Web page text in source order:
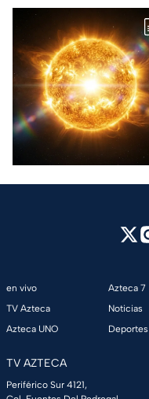
en vivo
TV Azteca
Azteca UNO
Azteca 7
Noticias
Deportes
TV AZTECA
Periférico Sur 4121,